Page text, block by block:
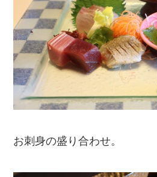
お刺身の盛り合わせ。